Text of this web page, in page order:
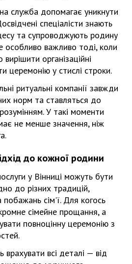
служба допомагає уникнути
спеціалісти знають
та супроводжують родину
особливо важливо тоді, коли
організаційні
церемонію у стислі строки.
ритуальні компанії завжди
норм та ставляться до
У такі моменти
не менше значення, ніж
до кожної родини
у Вінниці можуть бути
до різних традицій,
побажань сім'ї. Для когось
сімейне прощання, а
повноцінну церемонію з
всі деталі — від